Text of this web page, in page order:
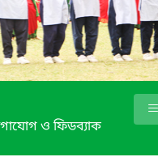
ও ফিডব্যাক